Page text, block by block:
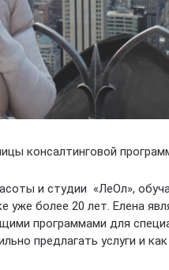
консалтинговой
и студии «ЛеОл»,
уже более 20 лет. Елена
программами для
предлагать услуги и